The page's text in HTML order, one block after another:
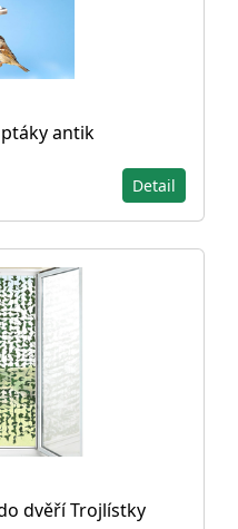
antik
Detail
dvěří Trojlístky